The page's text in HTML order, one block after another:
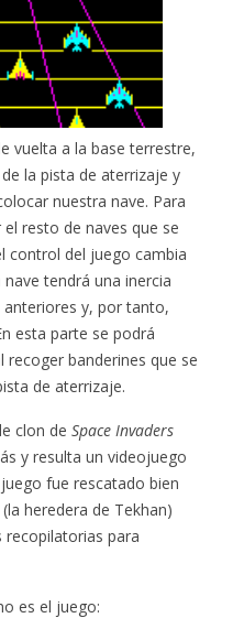
vuelta a la base terrestre,
la pista de aterrizaje y
nuestra nave. Para
resto de naves que se
control del juego cambia
tendrá una inercia
y, por tanto,
esta parte se podrá
banderines que se
de aterrizaje.
clon deSpace Invaders
y resulta un videojuego
fue rescatado bien
heredera de Tekhan)
recopilatorias para
es el juego: